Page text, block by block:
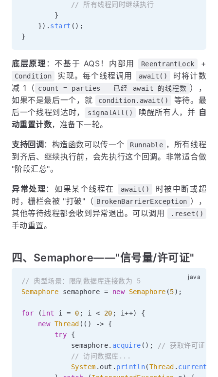
// 所有线程同时继续执行
}
}) . start ( ) ;
}
底层原理 ：不基于 AQS！内部用 ReentrantLock +
Condition 实现。每个线程调用 await()
时将计数
减 1（ count = parties - 已经 await 的线程数 ），
如果不是最后一个，就
condition.await()
等待。最
后一个线程到达时，
signalAll() 唤醒所有人，并 自
动重置计数，准备下一轮。
支持回调 ：构造函数可以传一个 Runnable ，所有线程
到齐后、继续执行前，会先执行这个回调。非常适合做
"阶段汇总"。
异常处理 ：如果某个线程在 await()
时被中断或超
时，栅栏会被 "打破"（ BrokenBarrierException ），
其他等待线程都会收到异常退出。可以调用
.reset()
手动重置。
四、Semaphore——"信号量/许可证"
// 典型场景：限制数据库连接数为 5
Semaphore semaphore = new Semaphore (5) ;
for (int i = 0 ; i < 20 ; i++)
{
new Thread ( ( ) ->
{
try
{
            semaphore
. acquire ( ) ;
// 获取许可证（
// 访问数据库...
System . out . println(Thread .